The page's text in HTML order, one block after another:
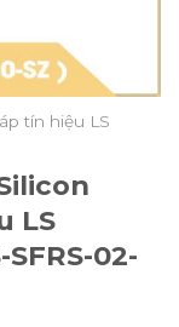
tín hiệu LS
LS
02-